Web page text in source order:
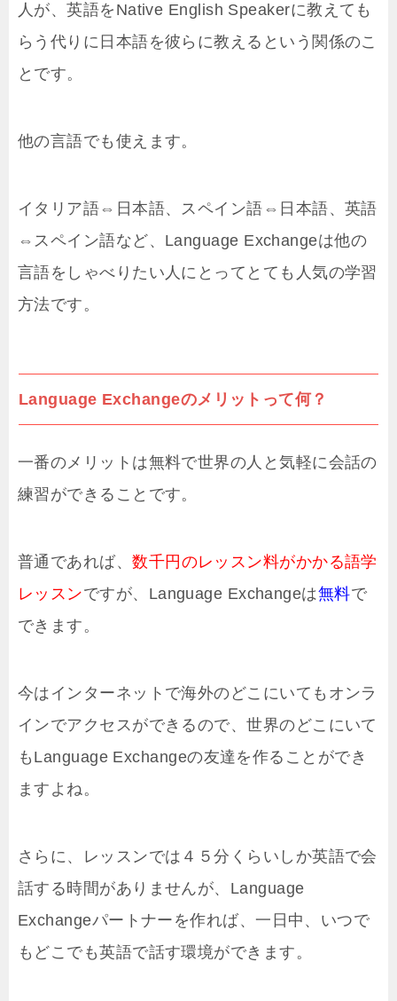
人が、英語をNative English Speakerに教えても
らう代りに日本語を彼らに教えるという関係のこ
とです。
他の言語でも使えます。
イタリア語⇔日本語、スペイン語⇔日本語、英語
⇔スペイン語など、Language Exchangeは他の
言語をしゃべりたい人にとってとても人気の学習
方法です。
Language Exchangeのメリットって何？
一番のメリットは無料で世界の人と気軽に会話の
練習ができることです。
普通であれば、数千円のレッスン料がかかる語学
レッスンですが、Language Exchangeは無料で
できます。
今はインターネットで海外のどこにいてもオンラ
インでアクセスができるので、世界のどこにいて
もLanguage Exchangeの友達を作ることができ
ますよね。
さらに、レッスンでは４５分くらいしか英語で会
話する時間がありませんが、Language
Exchangeパートナーを作れば、一日中、いつで
もどこでも英語で話す環境ができます。